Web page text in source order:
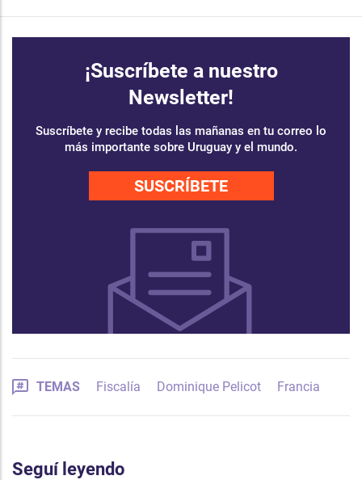
¡Suscríbete a nuestro
Newsletter!
Suscríbete y recibe todas las mañanas en tu correo lo
más importante sobre Uruguay y el mundo.
SUSCRÍBETE
TEMAS Fiscalía Dominique Pelicot Francia
Seguí leyendo